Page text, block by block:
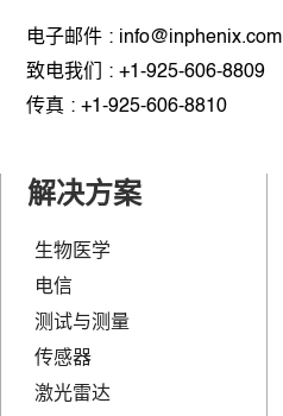
电子邮件 : info@inphenix.com
致电我们 : +1-925-606-8809
传真 : +1-925-606-8810
解决方案
生物医学
电信
测试与测量
传感器
激光雷达